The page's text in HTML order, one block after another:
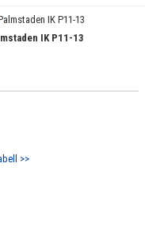
IK P11-13
>>